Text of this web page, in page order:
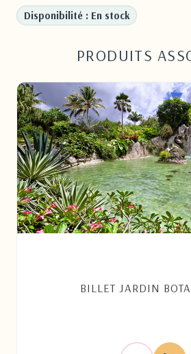
Disponibilité : En stock
PRODUITS
BILLET JARDIN